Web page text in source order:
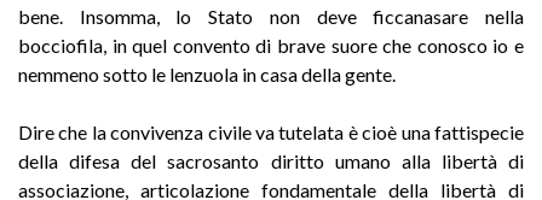
bene. Insomma, lo Stato non deve ficcanasare nella
bocciofila, in quel convento di brave suore che conosco io e
nemmeno sotto le lenzuola in casa della gente.
Dire che la convivenza civile va tutelata è cioè una fattispecie
della difesa del sacrosanto diritto umano alla libertà di
associazione, articolazione fondamentale della libertà di